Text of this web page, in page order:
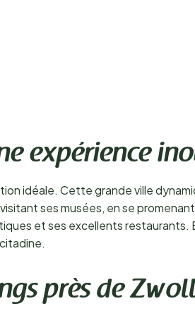
expérience
idéale. Cette grande ville
ses musées, en se
et ses excellents restaurants.
près de